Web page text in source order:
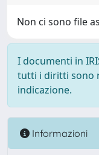
Non ci sono file
I documenti in
tutti i diritti sono
indicazione.
Informazioni